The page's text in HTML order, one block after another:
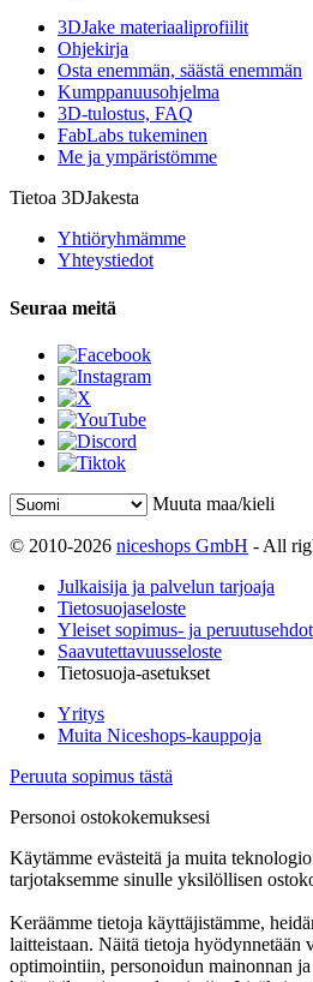
3DJake materiaaliprofiilit
Ohjekirja
Osta enemmän, säästä enemmän
Kumppanuusohjelma
3D-tulostus, FAQ
FabLabs tukeminen
Me ja ympäristömme
Tietoa 3DJakesta
Yhtiöryhmämme
Yhteystiedot
Seuraa meitä
Muuta maa/kieli
© 2010-2026 niceshops GmbH - All
Julkaisija ja palvelun tarjoaja
Tietosuojaseloste
Yleiset sopimus- ja peruutusehdot
Saavutettavuusseloste
Tietosuoja-asetukset
Yritys
Muita Niceshops-kauppoja
Peruuta sopimus tästä
Personoi ostokokemuksesi
Käytämme evästeitä ja muita
tarjotaksemme sinulle yksilöllisen
Keräämme tietoja käyttäjistämme,
laitteistaan. Näitä tietoja hyödynnetään
optimointiin, personoidun mainonnan ja